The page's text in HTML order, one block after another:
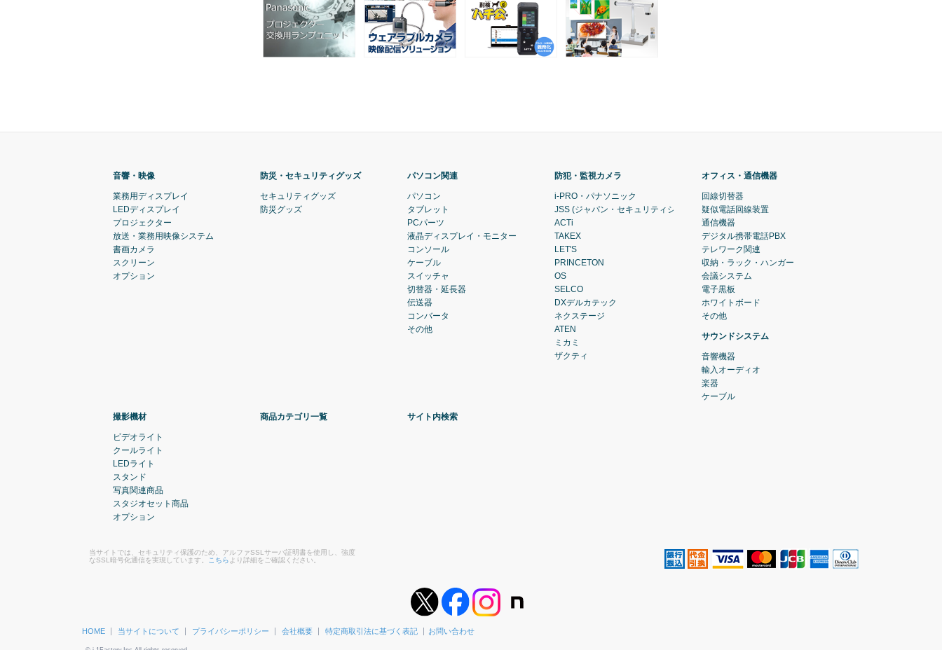
音響・映像
業務用ディスプレイ
LEDディスプレイ
プロジェクター
放送・業務用映像システム
書画カメラ
スクリーン
オプション
防災・セキュリティグッズ
セキュリティグッズ
防災グッズ
パソコン関連
パソコン
タブレット
PCパーツ
液晶ディスプレイ・モニター
コンソール
ケーブル
スイッチャ
切替器・延長器
伝送器
コンバータ
その他
防犯・監視カメラ
i-PRO・パナソニック
JSS (ジャパン・セキュリティシステム)
ACTi
TAKEX
LET'S
PRINCETON
OS
SELCO
DXデルカテック
ネクステージ
ATEN
ミカミ
ザクティ
オフィス・通信機器
回線切替器
疑似電話回線装置
通信機器
デジタル携帯電話PBX
テレワーク関連
収納・ラック・ハンガー
会議システム
電子黒板
ホワイトボード
その他
サウンドシステム
音響機器
輸入オーディオ
楽器
ケーブル
撮影機材
ビデオライト
クールライト
LEDライト
スタンド
写真関連商品
スタジオセット商品
オプション
商品カテゴリ一覧 サイト内検索
当サイトでは、セキュリティ保護のため、アルファSSLサーバ証明書を使用し、強度
なSSL暗号化通信を実現しています。 こちらより詳細をご確認ください。
HOME 当サイトについて プライバシーポリシー 会社概要 特定商取引法に基づく表記 お問い合わせ